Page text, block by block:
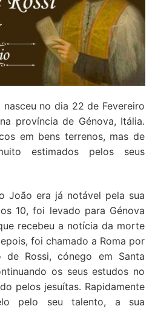
no dia 22 de Fevereiro
província de Génova, Itália.
em bens terrenos, mas de
estimados pelos seus
João era já notável pela sua
10, foi levado para Génova
recebeu a notícia da morte
foi chamado a Roma por
de Rossi, cónego em Santa
os seus estudos no
pelos jesuítas. Rapidamente
pelo seu talento, a sua